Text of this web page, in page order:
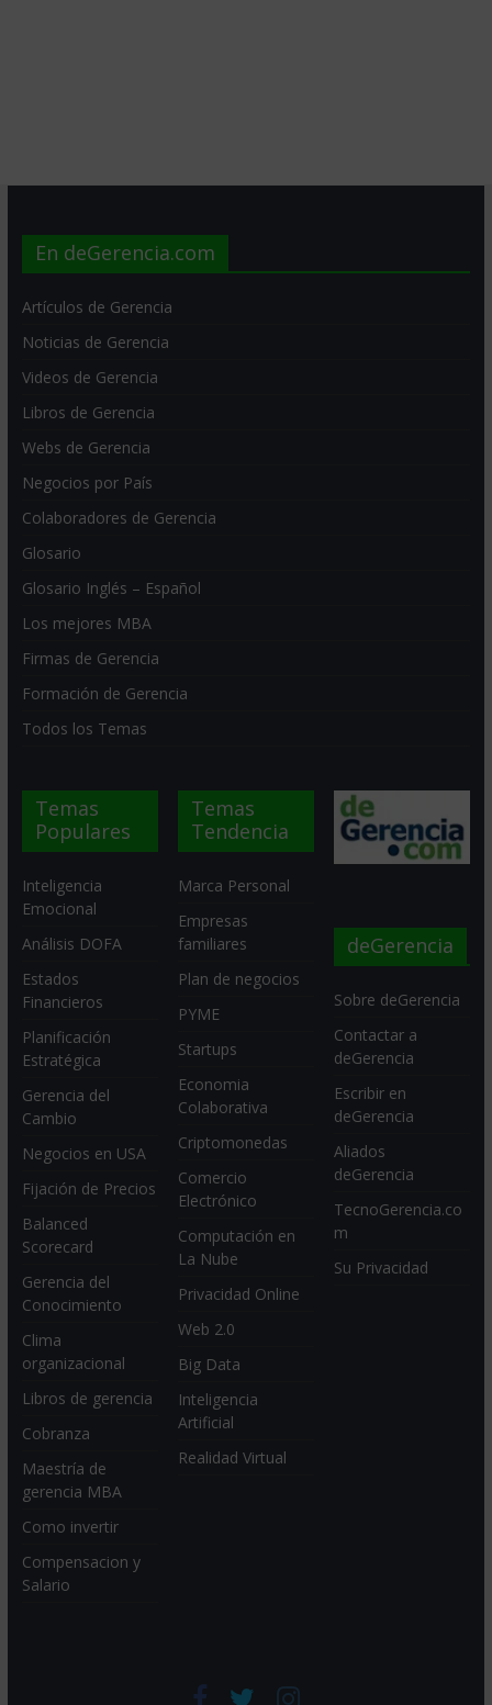
En deGerencia.com
Artículos de Gerencia
Noticias de Gerencia
Videos de Gerencia
Libros de Gerencia
Webs de Gerencia
Negocios por País
Colaboradores de Gerencia
Glosario
Glosario Inglés – Español
Los mejores MBA
Firmas de Gerencia
Formación de Gerencia
Todos los Temas
Temas
Populares
Inteligencia
Emocional
Análisis DOFA
Estados
Financieros
Planificación
Estratégica
Gerencia del
Cambio
Negocios en USA
Fijación de Precios
Balanced
Scorecard
Gerencia del
Conocimiento
Clima
organizacional
Libros de gerencia
Cobranza
Maestría de
gerencia MBA
Como invertir
Compensacion y
Salario
Temas
Tendencia
Marca Personal
Empresas
familiares
Plan de negocios
PYME
Startups
Economia
Colaborativa
Criptomonedas
Comercio
Electrónico
Computación en
La Nube
Privacidad Online
Web 2.0
Big Data
Inteligencia
Artificial
Realidad Virtual
deGerencia
Sobre deGerencia
Contactar a
deGerencia
Escribir en
deGerencia
Aliados
deGerencia
TecnoGerencia.co
m
Su Privacidad